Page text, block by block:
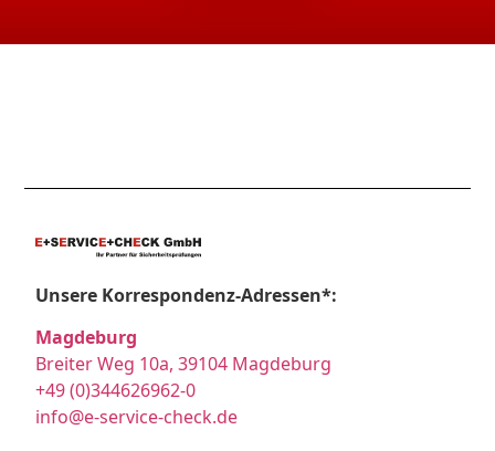
Unsere Korrespondenz-Adressen*:
Magdeburg
Breiter Weg 10a, 39104 Magdeburg
+49 (0)344626962-0
info@e-service-check.de